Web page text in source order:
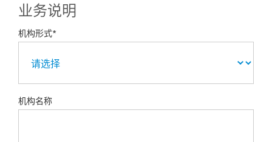
业务说明
机构形式*
机构名称